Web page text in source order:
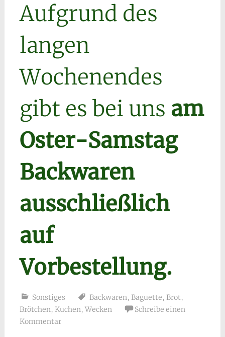
Aufgrund des
langen
Wochenendes
gibt es bei uns am
Oster-Samstag
Backwaren
ausschließlich
auf
Vorbestellung.
Sonstiges Backwaren, Baguette, Brot,
Brötchen, Kuchen, Wecken
Schreibe einen
Kommentar